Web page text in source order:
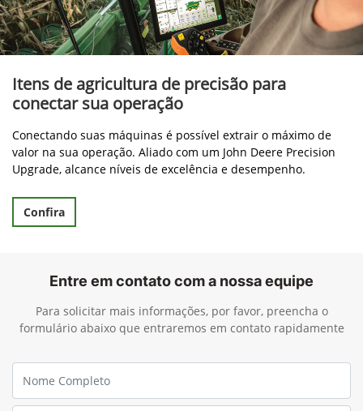
Itens de agricultura de precisão para
conectar sua operação
Conectando suas máquinas é possível extrair o máximo de
valor na sua operação. Aliado com um John Deere Precision
Upgrade, alcance níveis de excelência e desempenho.
Confira
Entre em contato com a nossa equipe
Para solicitar mais informações, por favor, preencha o
formulário abaixo que entraremos em contato rapidamente